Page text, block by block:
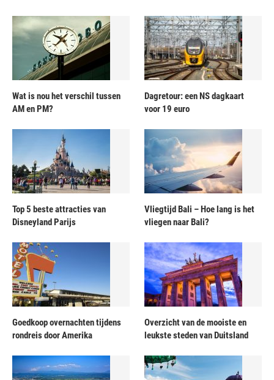
Wat is nou het verschil tussen
AM en PM?
Dagretour: een NS dagkaart
voor 19 euro
Top 5 beste attracties van
Disneyland Parijs
Vliegtijd Bali – Hoe lang is het
vliegen naar Bali?
Goedkoop overnachten tijdens
rondreis door Amerika
Overzicht van de mooiste en
leukste steden van Duitsland